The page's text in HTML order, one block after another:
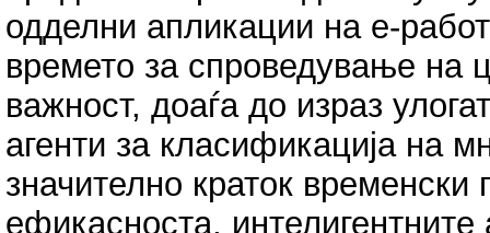
одделни апликации на е-
времето за спроведување на
важност, доаѓа до израз
агенти за класификација на
значително краток
ефикасноста, интелигентните